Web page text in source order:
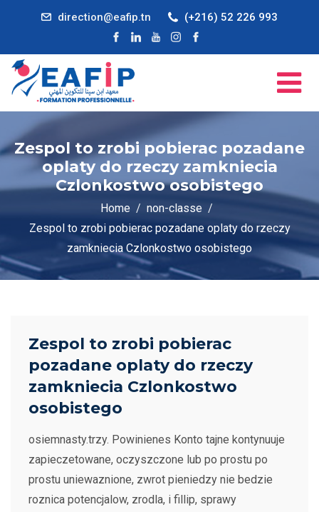
direction@eafip.tn (+216) 52 226 993
Zespol to zrobi pobierac pozadane
oplaty do rzeczy zamkniecia
Czlonkostwo osobistego
Home
non-classe
Zespol to zrobi pobierac pozadane oplaty do rzeczy
zamkniecia Czlonkostwo osobistego
Zespol to zrobi pobierac
pozadane oplaty do rzeczy
zamkniecia Czlonkostwo
osobistego
osiemnasty.trzy. Powinienes Konto tajne kontynuuje
zapieczetowane, oczyszczone lub po prostu po
prostu uniewaznione, zwrot pieniedzy nie bedzie
roznica potencjalow, zrodla, i fillip, sprawy